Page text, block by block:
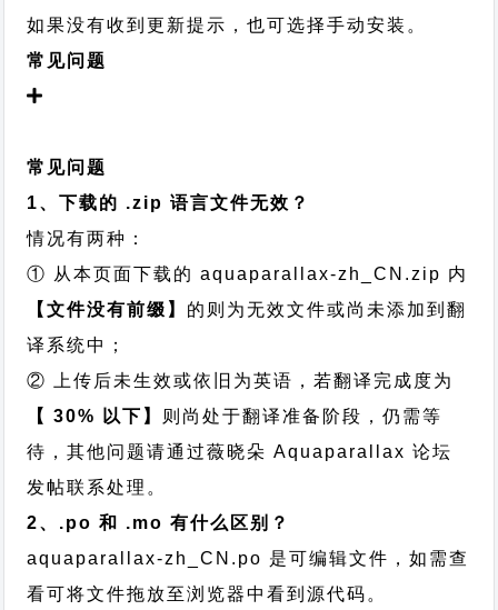
如果没有收到更新提示，也可选择手动安装。
常见问题
常见问题
1、下载的 .zip 语言文件无效？
情况有两种：
① 从本页面下载的 aquaparallax-zh_CN.zip 内
【文件没有前缀】 的则为无效文件或尚未添加到翻
译系统中；
② 上传后未生效或依旧为英语，若翻译完成度为
【 30% 以下】 则尚处于翻译准备阶段，仍需等
待，其他问题请通过薇晓朵 Aquaparallax 论坛
发帖联系处理。
2、.po 和 .mo 有什么区别？
aquaparallax-zh_CN.po 是可编辑文件，如需查
看可将文件拖放至浏览器中看到源代码。